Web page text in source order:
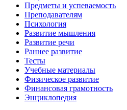
Предметы и успеваемость
Преподавателям
Психология
Развитие мышления
Развитие речи
Раннее развитие
Тесты
Учебные материалы
Физическое развитие
Финансовая грамотность
Энциклопедия